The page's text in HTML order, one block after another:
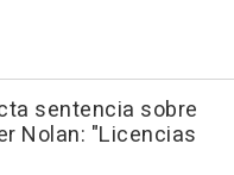
sentencia sobre
Nolan: "Licencias